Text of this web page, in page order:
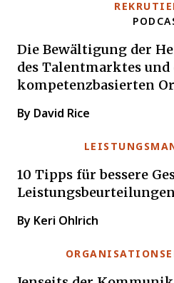
Die Bewältigung der
des Talentmarktes und
kompetenzbasierten
By David Rice
10 Tipps für bessere
Leistungsbeurteilungen
By Keri Ohlrich